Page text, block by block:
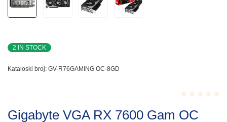
2 IN STOCK
Kataloski broj: GV-R76GAMING OC-8GD
0.001
Gigabyte VGA RX 7600 Gam OC